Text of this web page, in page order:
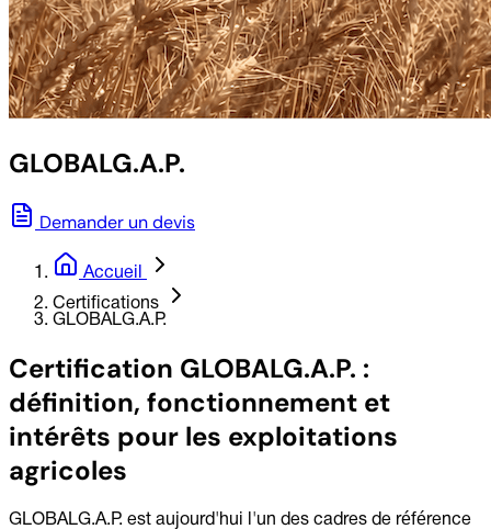
GLOBALG.A.P.
Demander un devis
Accueil
Certifications
GLOBALG.A.P.
Certification GLOBALG.A.P. :
définition, fonctionnement et
intérêts pour les exploitations
agricoles
GLOBALG.A.P. est aujourd'hui l'un des cadres de référence